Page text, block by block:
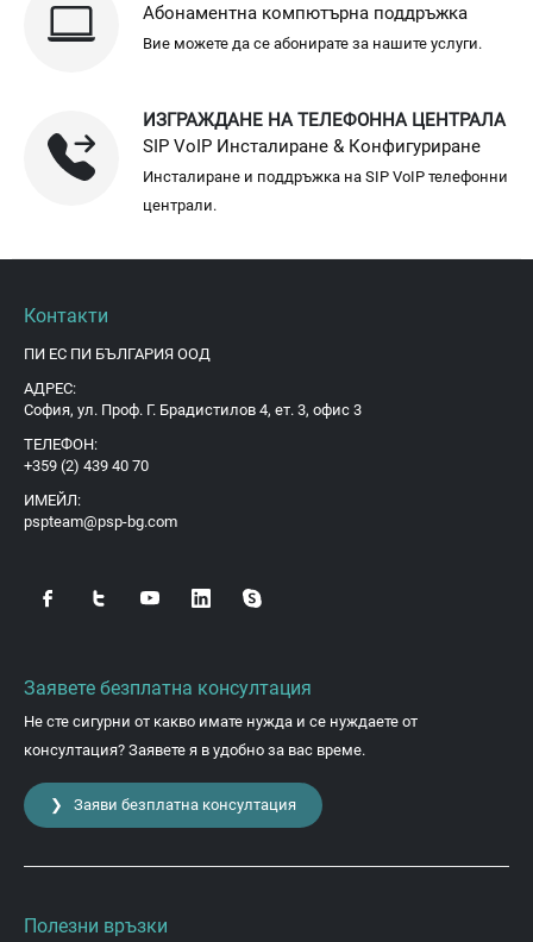
Абонаментна компютърна поддръжка
Вие можете да се абонирате за нашите услуги.
ИЗГРАЖДАНЕ НА ТЕЛЕФОННА ЦЕНТРАЛА
SIP VoIP Инсталиране & Конфигуриране
Инсталиране и поддръжка на SIP VoIP телефонни
централи.
Контакти
ПИ ЕС ПИ БЪЛГАРИЯ ООД
АДРЕС:
София, ул. Проф. Г. Брадистилов 4, ет. 3, офис 3
ТЕЛЕФОН:
+359 (2) 439 40 70
ИМЕЙЛ:
pspteam@psp-bg.com
Заявете безплатна консултация
Не сте сигурни от какво имате нужда и се нуждаете от
консултация? Заявете я в удобно за вас време.
❯ Заяви безплатна консултация
Полезни връзки